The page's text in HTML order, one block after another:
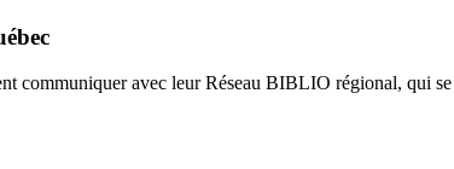
communiquer avec leur Réseau BIBLIO régional, qui